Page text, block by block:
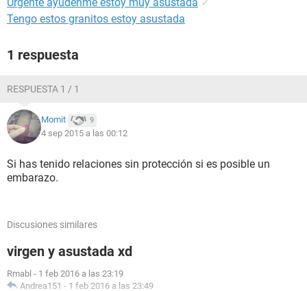
Tengo estos granitos estoy asustada
1 respuesta
RESPUESTA 1 / 1
Momit 9
4 sep 2015 a las 00:12
Si has tenido relaciones sin protección si es posible un
embarazo.
Discusiones similares
virgen y asustada xd
Rmabl - 1 feb 2016 a las 23:19
Andrea151 - 1 feb 2016 a las 23:49